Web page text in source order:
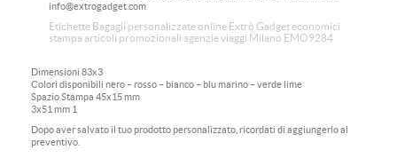
info@extrogadget.com
Etichette Bagagli personalizzate online Extrò Gadget economici
stampa articoli promozionali agenzie viaggi Milano EMO9284
Dimensioni 83x3
Colori disponibili nero – rosso – bianco – blu marino – verde lime
Spazio Stampa 45x15 mm
3x51 mm 1
Dopo aver salvato il tuo prodotto personalizzato, ricordati di aggiungerlo al
preventivo.